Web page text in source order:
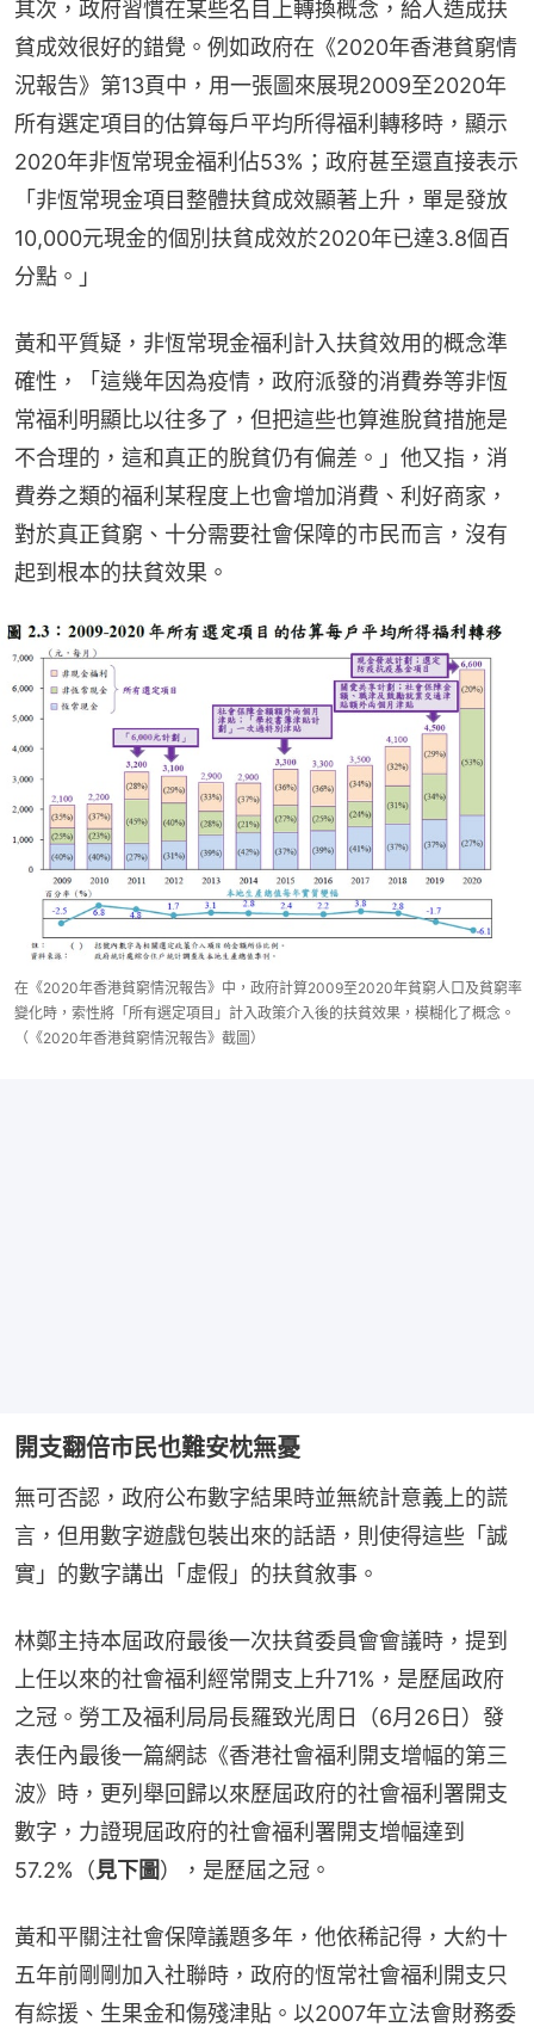
其次，政府習慣在某些名目上轉換概念，給人造成扶
貧成效很好的錯覺。例如政府在《2020年香港貧窮情
況報告》第13頁中，用一張圖來展現2009至2020年
所有選定項目的估算每戶平均所得福利轉移時，顯示
2020年非恆常現金福利佔53%；政府甚至還直接表示
「非恆常現金項目整體扶貧成效顯著上升，單是發放
10,000元現金的個別扶貧成效於2020年已達3.8個百
分點。」
黃和平質疑，非恆常現金福利計入扶貧效用的概念準
確性，「這幾年因為疫情，政府派發的消費券等非恆
常福利明顯比以往多了，但把這些也算進脫貧措施是
不合理的，這和真正的脫貧仍有偏差。」他又指，消
費券之類的福利某程度上也會增加消費、利好商家，
對於真正貧窮、十分需要社會保障的市民而言，沒有
起到根本的扶貧效果。
在《2020年香港貧窮情況報告》中，政府計算2009至2020年貧窮人口及貧窮率
變化時，索性將「所有選定項目」計入政策介入後的扶貧效果，模糊化了概念。
（《2020年香港貧窮情況報告》截圖）
開支翻倍市民也難安枕無憂
無可否認，政府公布數字結果時並無統計意義上的謊
言，但用數字遊戲包裝出來的話語，則使得這些「誠
實」的數字講出「虛假」的扶貧敘事。
林鄭主持本屆政府最後一次扶貧委員會會議時，提到
上任以來的社會福利經常開支上升71%，是歷屆政府
之冠。勞工及福利局局長羅致光周日（6月26日）發
表任內最後一篇網誌《香港社會福利開支增幅的第三
波》時，更列舉回歸以來歷屆政府的社會福利署開支
數字，力證現屆政府的社會福利署開支增幅達到
57.2%（見下圖），是歷屆之冠。
黃和平關注社會保障議題多年，他依稀記得，大約十
五年前剛剛加入社聯時，政府的恆常社會福利開支只
有綜援、生果金和傷殘津貼。以2007年立法會財務委